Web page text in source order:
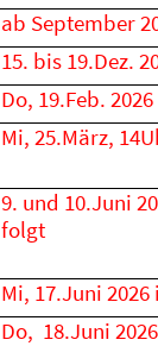
ab September
15. bis 19.Dez.
Do, 19.Feb.
Mi, 25.März,
9. und 10.Juni
folgt
Mi, 17.Juni
Do, 18.Juni